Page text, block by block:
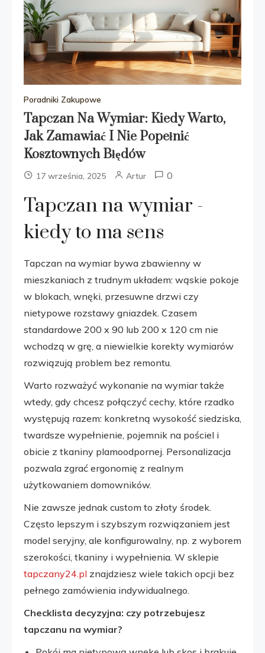
Poradniki Zakupowe
Tapczan Na Wymiar: Kiedy Warto,
Jak Zamawiać I Nie Popełnić
Kosztownych Błędów
17 września, 2025 Artur 0
Tapczan na wymiar -
kiedy to ma sens
Tapczan na wymiar bywa zbawienny w
mieszkaniach z trudnym układem: wąskie pokoje
w blokach, wnęki, przesuwne drzwi czy
nietypowe rozstawy gniazdek. Czasem
standardowe 200 x 90 lub 200 x 120 cm nie
wchodzą w grę, a niewielkie korekty wymiarów
rozwiązują problem bez remontu.
Warto rozważyć wykonanie na wymiar także
wtedy, gdy chcesz połączyć cechy, które rzadko
występują razem: konkretną wysokość siedziska,
twardsze wypełnienie, pojemnik na pościel i
obicie z tkaniny plamoodpornej. Personalizacja
pozwala zgrać ergonomię z realnym
użytkowaniem domowników.
Nie zawsze jednak custom to złoty środek.
Często lepszym i szybszym rozwiązaniem jest
model seryjny, ale konfigurowalny, np. z wyborem
szerokości, tkaniny i wypełnienia. W sklepie
tapczany24.pl znajdziesz wiele takich opcji bez
pełnego zamówienia indywidualnego.
Checklista decyzyjna: czy potrzebujesz
tapczanu na wymiar?